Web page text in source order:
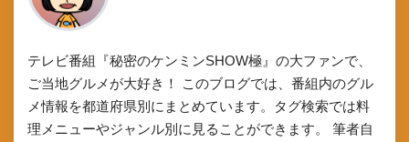
テレビ番組『秘密のケンミンSHOW極』の大ファンで、
ご当地グルメが大好き！ このブログでは、番組内のグル
メ情報を都道府県別にまとめています。タグ検索では料
理メニューやジャンル別に見ることができます。 筆者自